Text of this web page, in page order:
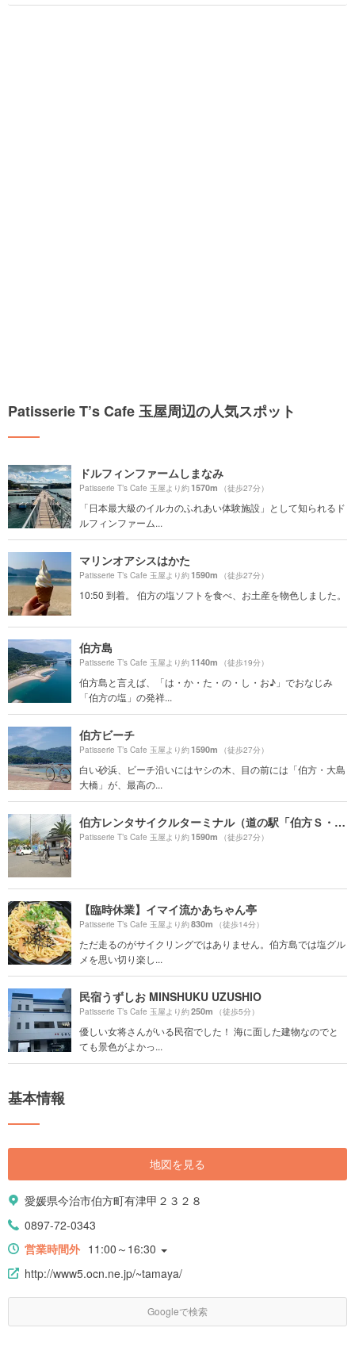
Patisserie T’s Cafe 玉屋周辺の人気スポット
ドルフィンファームしまなみ
Patisserie T’s Cafe 玉屋より約1570m （徒歩27分）
「日本最大級のイルカのふれあい体験施設」として知られるド
ルフィンファーム...
マリンオアシスはかた
Patisserie T’s Cafe 玉屋より約1590m （徒歩27分）
10:50 到着。 伯方の塩ソフトを食べ、お土産を物色しました。
伯方島
Patisserie T’s Cafe 玉屋より約1140m （徒歩19分）
伯方島と言えば、「は・か・た・の・し・お♪」でおなじみ
「伯方の塩」の発祥...
伯方ビーチ
Patisserie T’s Cafe 玉屋より約1590m （徒歩27分）
白い砂浜、ビーチ沿いにはヤシの木、目の前には「伯方・大島
大橋」が、最高の...
伯方レンタサイクルターミナル（道の駅「伯方Ｓ・Ｃパーク」）
Patisserie T’s Cafe 玉屋より約1590m （徒歩27分）
【臨時休業】イマイ流かあちゃん亭
Patisserie T’s Cafe 玉屋より約830m （徒歩14分）
ただ走るのがサイクリングではありません。伯方島では塩グル
メを思い切り楽し...
民宿うずしお MINSHUKU UZUSHIO
Patisserie T’s Cafe 玉屋より約250m （徒歩5分）
優しい女将さんがいる民宿でした！ 海に面した建物なのでと
ても景色がよかっ...
基本情報
地図を見る
愛媛県今治市伯方町有津甲２３２８
0897-72-0343
営業時間外 11:00～16:30
http://www5.ocn.ne.jp/~tamaya/
Googleで検索